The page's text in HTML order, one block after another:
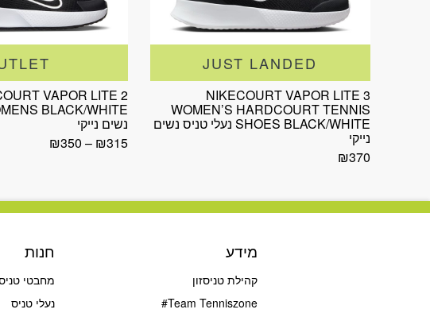
JUST LANDED
NIKECOURT VAPOR LITE 3
WOMEN’S HARDCOURT TENNIS
SHOES BLACK/WHITE נעלי טניס נשים
נייקי
₪370
VAPOR LITE 2
נשים נייקי
₪315
–
₪350
מידע
קהילת טניסזון
Team Tenniszone#
חנות
מחבטי
נעלי טניס